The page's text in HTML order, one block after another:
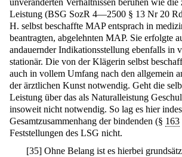
Leistung (BSG SozR 4—2500 § 13 Nr 20
H. selbst beschaffte MAP entsprach in
beantragten, abgelehnten MAP. Sie erfolgte
andauernder Indikationsstellung ebenfalls in
stationär. Die von der Klägerin selbst
auch in vollem Umfang nach den allgemein
der ärztlichen Kunst notwendig. Geht die
Leistung über das als Naturalleistung
insoweit nicht notwendig. So lag es hier
Gesamtzusammenhang der bindenden (§ 163
Feststellungen des LSG nicht.
[35] Ohne Belang ist es hierbei